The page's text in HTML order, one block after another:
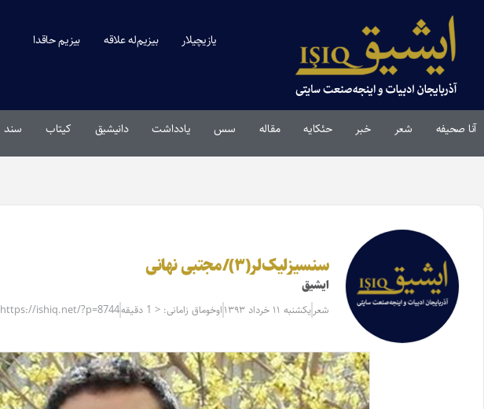
یازیچیلار بیزیم‌له علاقه بیزیم حاقدا
آنا صحیفه شعر خبر حئکایه مقاله‌ سس یادداشت دانیشیق کیتاب سند
سنسیزلیک‌لر(۳)/مجتبی نهانی
ایشیق
شعر یکشنبه ۱۱ خرداد ۱۳۹۳ اوخوماق زامانی: < 1 دقیقه https://ishiq.net/?p=8744